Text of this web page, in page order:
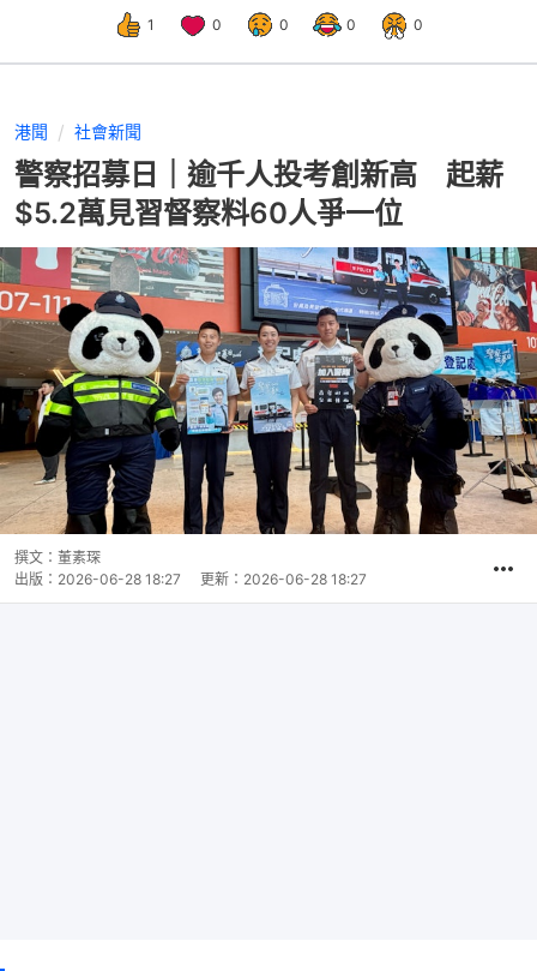
1 0 0 0 0
港聞 社會新聞
警察招募日｜逾千人投考創新高 起薪
$5.2萬見習督察料60人爭一位
撰文： 董素琛
出版： 2026-06-28 18:27 更新： 2026-06-28 18:27